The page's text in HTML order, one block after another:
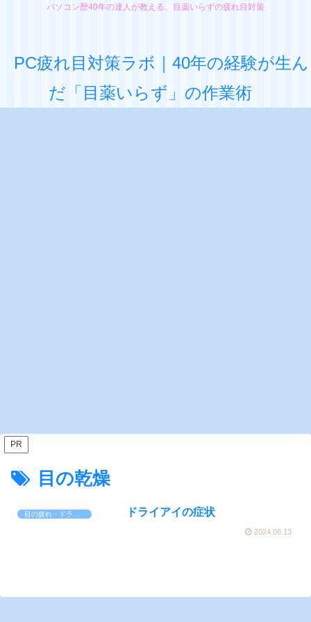
パソコン歴40年の達人が教える、目薬いらずの疲れ目対策
PC疲れ目対策ラボ｜40年の経験が生ん
だ「目薬いらず」の作業術
PR
目の乾燥
ドライアイの症状
2024.08.13